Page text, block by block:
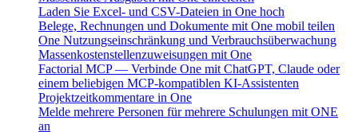
Laden Sie Excel- und CSV-Dateien in One hoch
Belege, Rechnungen und Dokumente mit One mobil teilen
One Nutzungseinschränkung und Verbrauchsüberwachung
Massenkostenstellenzuweisungen mit One
Factorial MCP — Verbinde One mit ChatGPT, Claude oder
einem beliebigen MCP-kompatiblen KI-Assistenten
Projektzeitkommentare in One
Melde mehrere Personen für mehrere Schulungen mit ONE
an